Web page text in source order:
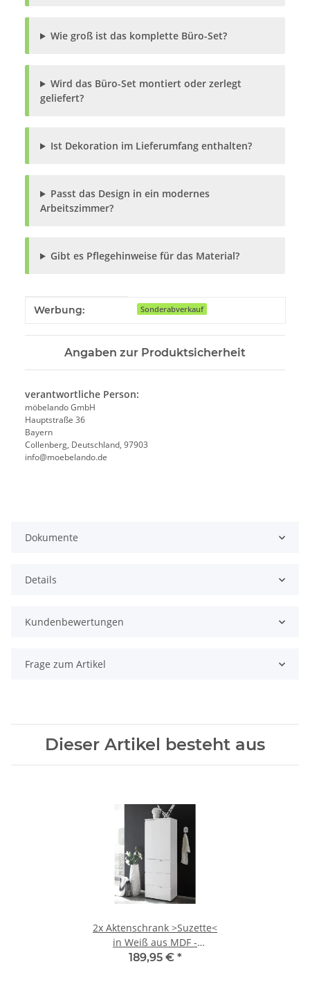
Wie groß ist das komplette Büro-Set?
Wird das Büro-Set montiert oder zerlegt
geliefert?
Ist Dekoration im Lieferumfang enthalten?
Passt das Design in ein modernes
Arbeitszimmer?
Gibt es Pflegehinweise für das Material?
Produkteigenschaft
Wert
Werbung: Sonderabverkauf
Angaben zur Produktsicherheit
verantwortliche Person:
möbelando GmbH
Hauptstraße 36
Bayern
Collenberg, Deutschland, 97903
info@moebelando.de
Dokumente
Details
Kundenbewertungen
Frage zum Artikel
Dieser Artikel besteht aus
2x Aktenschrank >Suzette<
in Weiß aus MDF -
50x145x35cm (BxHxT)
189,95 € *